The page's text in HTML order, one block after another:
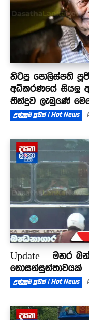
හිටපු පොලිස්පති
අධිකරණයේ සියලු
තීන්දුව ලැබුණේ
උණුසුම් පුවත් | Hot News
Update – මහර
නොසන්සුන්තාවයක්
උණුසුම් පුවත් | Hot News